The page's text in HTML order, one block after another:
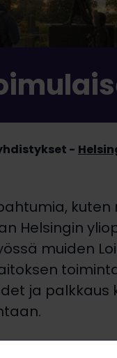
kuten
Helsingin
muiden
ja palkkaus